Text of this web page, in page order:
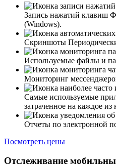
Запись нажатий клавиш
(Windows).
Скриншоты
Используемые файлы и
Мониторинг
Самые используемые
затраченное на каждое из
Отчеты по электронной
Посмотреть цены
Отслеживание